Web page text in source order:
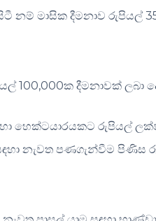
නම් මාසික දීමනාව රුපියල්
100,000ක දීමනාවක් ලබා
හෙක්ටයාරයකට රුපියල්
නැවත පණගැන්වීම පිණිස